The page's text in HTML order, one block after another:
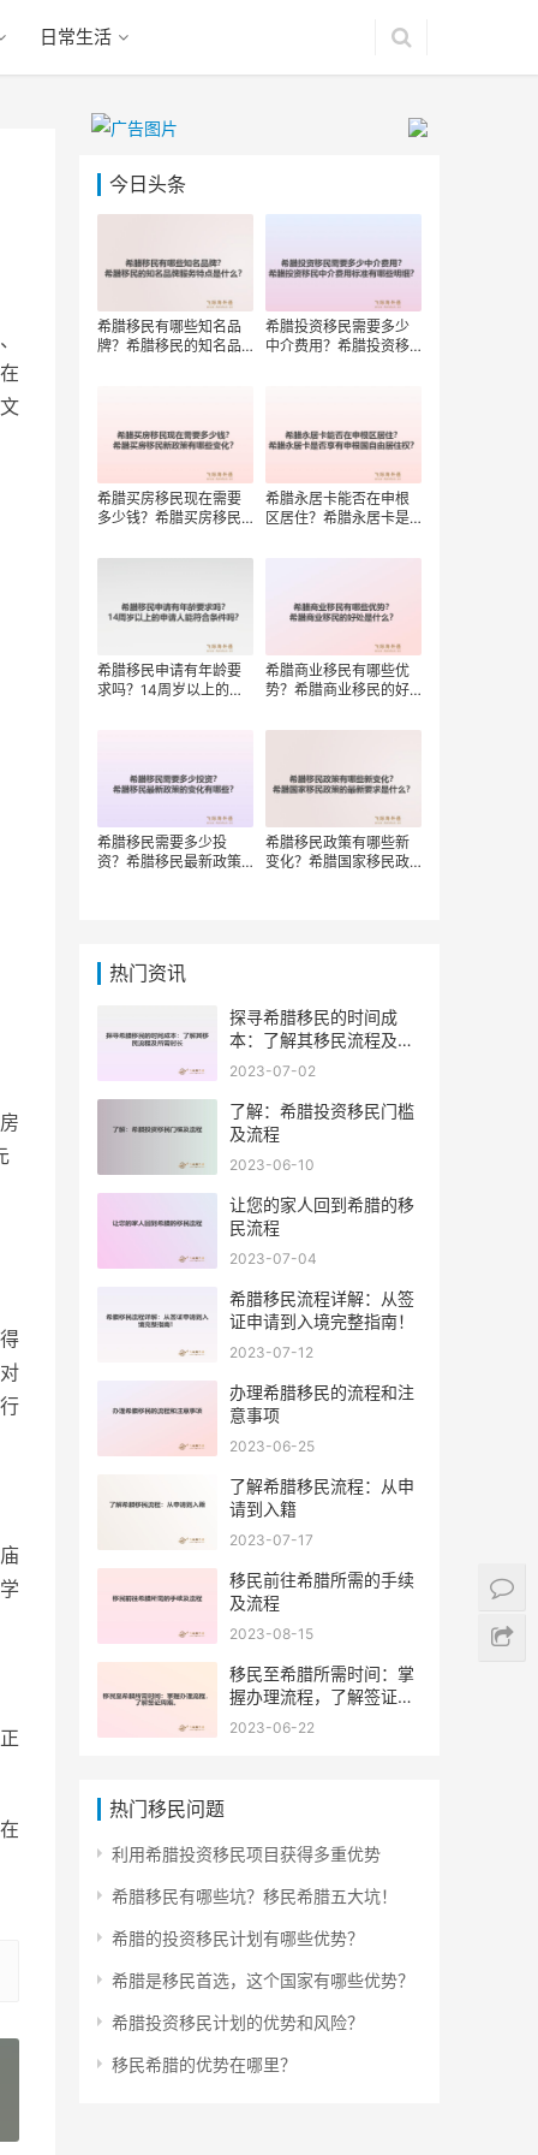
日常生活
今日头条
希腊移民有哪些知名品
牌？希腊移民的知名品
希腊投资移民需要多少
中介费用？希腊投资移
希腊买房移民现在需要
多少钱？希腊买房移民
希腊永居卡能否在申根
区居住？希腊永居卡是
希腊移民申请有年龄要
求吗？14周岁以上的申
希腊商业移民有哪些优
势？希腊商业移民的好
希腊移民需要多少投
资？希腊移民最新政策
希腊移民政策有哪些新
变化？希腊国家移民政
热门资讯
探寻希腊移民的时间成
本：了解其移民流程及所
需时长
2023-07-02
了解：希腊投资移民门槛
及流程
2023-06-10
让您的家人回到希腊的移
民流程
2023-07-04
希腊移民流程详解：从签
证申请到入境完整指南！
2023-07-12
办理希腊移民的流程和注
意事项
2023-06-25
了解希腊移民流程：从申
请到入籍
2023-07-17
移民前往希腊所需的手续
及流程
2023-08-15
移民至希腊所需时间：掌
握办理流程，了解签证周
期。
2023-06-22
热门移民问题
利用希腊投资移民项目获得多重优势
希腊移民有哪些坑？移民希腊五大坑！
希腊的投资移民计划有哪些优势？
希腊是移民首选，这个国家有哪些优势？
希腊投资移民计划的优势和风险？
移民希腊的优势在哪里？